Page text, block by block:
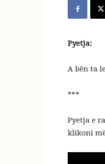
Pyetja:
A bën ta
***
Pyetja e
klikoni